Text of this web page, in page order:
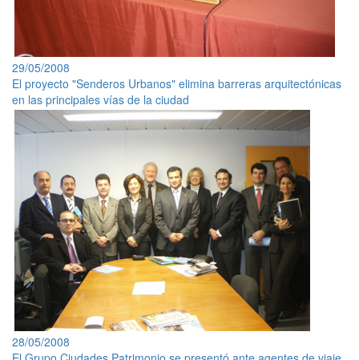
29/05/2008
El proyecto "Senderos Urbanos" elimina barreras arquitectónicas
en las principales vías de la ciudad
28/05/2008